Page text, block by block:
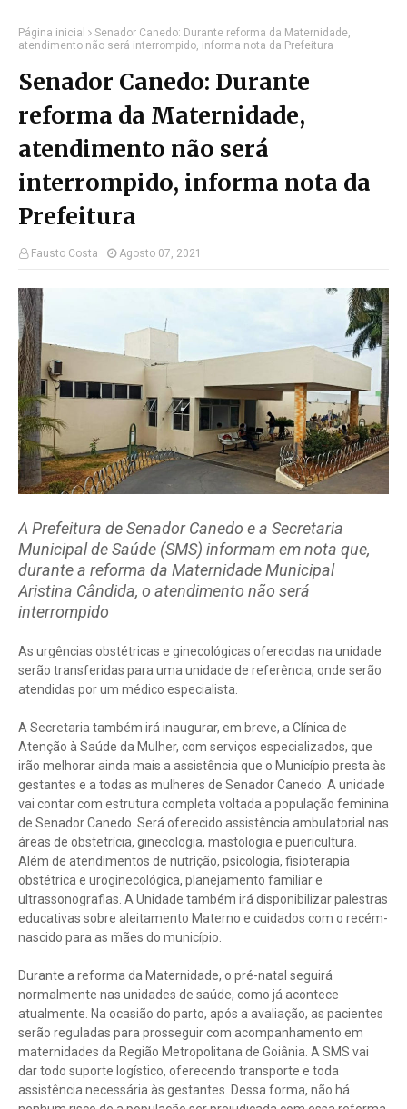
Página inicial
Senador Canedo: Durante reforma da Maternidade,
atendimento não será interrompido, informa nota da Prefeitura
Senador Canedo: Durante
reforma da Maternidade,
atendimento não será
interrompido, informa nota da
Prefeitura
Fausto Costa Agosto 07, 2021
A Prefeitura de Senador Canedo e a Secretaria
Municipal de Saúde (SMS) informam em nota que,
durante a reforma da Maternidade Municipal
Aristina Cândida, o atendimento não será
interrompido
As urgências obstétricas e ginecológicas oferecidas na unidade
serão transferidas para uma unidade de referência, onde serão
atendidas por um médico especialista.
A Secretaria também irá inaugurar, em breve, a Clínica de
Atenção à Saúde da Mulher, com serviços especializados, que
irão melhorar ainda mais a assistência que o Município presta às
gestantes e a todas as mulheres de Senador Canedo. A unidade
vai contar com estrutura completa voltada a população feminina
de Senador Canedo. Será oferecido assistência ambulatorial nas
áreas de obstetrícia, ginecologia, mastologia e puericultura.
Além de atendimentos de nutrição, psicologia, fisioterapia
obstétrica e uroginecológica, planejamento familiar e
ultrassonografias. A Unidade também irá disponibilizar palestras
educativas sobre aleitamento Materno e cuidados com o recém-
nascido para as mães do município.
Durante a reforma da Maternidade, o pré-natal seguirá
normalmente nas unidades de saúde, como já acontece
atualmente. Na ocasião do parto, após a avaliação, as pacientes
serão reguladas para prosseguir com acompanhamento em
maternidades da Região Metropolitana de Goiânia. A SMS vai
dar todo suporte logístico, oferecendo transporte e toda
assistência necessária às gestantes. Dessa forma, não há